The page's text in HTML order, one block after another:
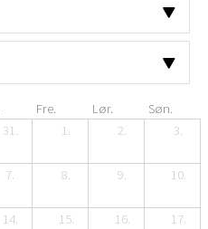
Fre. Lør.
Søn.
31. 1. 2. 3.
7. 8. 9. 10.
14. 15. 16. 17.